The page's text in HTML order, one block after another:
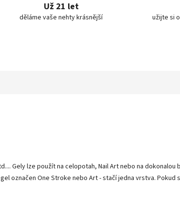
Už 21 let
děláme vaše nehty krásnější
užijte si
Gely lze použít na celopotah, Nail Art nebo na dokonalou
označen One Stroke nebo Art - stačí jedna vrstva. Pokud